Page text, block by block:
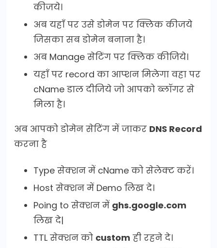
कीजये।
अब यहाँ पर उसे डोमेन पर क्लिक कीजये
जिसका सब डोमेन बनाना है।
अब Manage सेटिंग पर क्लिक कीजिये।
यहाँ पर record का आप्शन मिलेगा वहा पर
cName डाल दीजिये जो आपको ब्लॉगर से
मिला है।
अब आपको डोमेन सेटिंग में जाकर DNS Record
करना है
Type सेक्शन में cName को सेलेक्ट करें।
Host सेक्शन में Demo लिख दे।
Poing to सेक्शन में ghs.google.com
लिख दे|
TTL सेक्शन को custom ही रहने दे।